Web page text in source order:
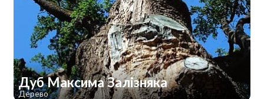
Дуб Максима Залізняка
Дерево